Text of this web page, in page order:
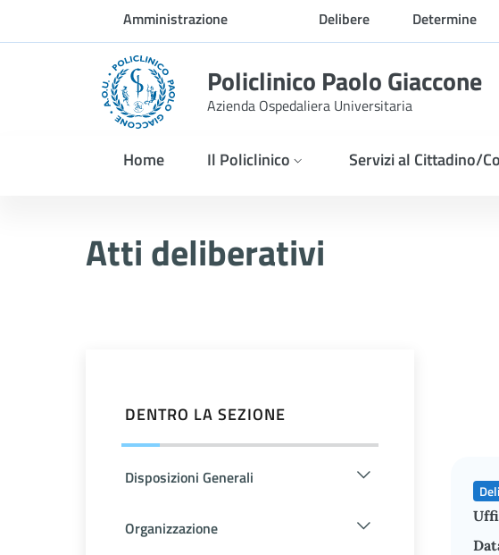
Skip to Main ContentAmministrazione
trasparente
Delibere Determine
Policlinico Paolo Giaccone
Azienda Ospedaliera Universitaria
Home Il Policlinico Servizi al Cittadino/
Atti deliberativi
DENTRO LA SEZIONE
Disposizioni Generali
Organizzazione